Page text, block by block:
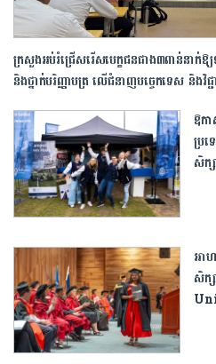
ក្រសួងអប់រំជ្រើសរើសបេក្ខជនជាង៣ពាន់នាក់ឱ្
និង​ថ្នាក់បរិញ្ញាបត្រ លើជំនាញបច្ចេកទេស និងវិជ្ជ
ឱក
ប្រ
សិក្
អា
សិក្